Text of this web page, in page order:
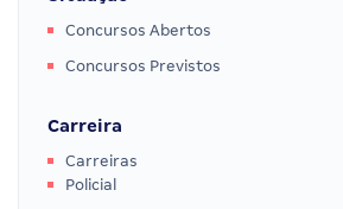
Concursos Abertos
Concursos Previstos
Carreira
Carreiras
Policial